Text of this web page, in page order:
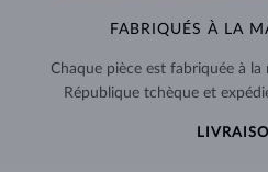
FABRIQUÉS À LA
Chaque pièce est fabriquée à
République tchèque et